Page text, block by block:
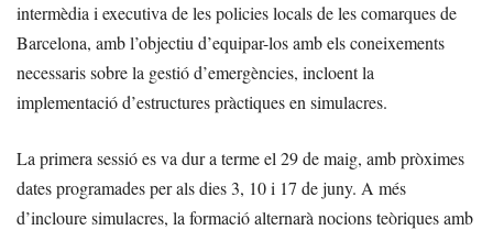
intermèdia i executiva de les policies locals de les comarques de
Barcelona, amb l’objectiu d’equipar-los amb els coneixements
necessaris sobre la gestió d’emergències, incloent la
implementació d’estructures pràctiques en simulacres.
La primera sessió es va dur a terme el 29 de maig, amb pròximes
dates programades per als dies 3, 10 i 17 de juny. A més
d’incloure simulacres, la formació alternarà nocions teòriques amb